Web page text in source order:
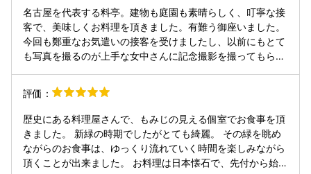
橘 胡麻豆富 いくら 土佐醤油 焼栗 ・御椀 鯛葛打ち 大黒占地
紅葉人参 つるな柚 ・お造り 鯛 縞鯵 龍馬鰹 ・焼物 のどぐろ
塩焼き はじかみ ・冷やし鉢 秋茄子 汲み上げ湯葉 茸あんか
け 生姜進肴 ・飛騨牛炙焼 旬菜 ピペラードソース ・御飯 ト
マトリゾット ストラッチャテッラ添え ・甘味 ナコッタとヨ
していただきました‍♀️） 欧州産、イタリア産のトマト缶を使
上品なお味で とても美味しかったです♪ 実はイタリア産トマ
トは保存食品にとても適しているんです この日は100％欧州
産トマト缶をはじめとするトマト保存食品の素晴らしさを知
り、災害時の非常食としても最適と言うことを知りました✨
名古屋を代表する料亭。建物も庭園も素晴らしく、叮寧な接
客で、美味しくお料理を頂きました。有難う御座いました。
今回も鄭重なお気遣いの接客を受けましたし、以前にもとて
も写真を撮るのが上手な女中さんに記念撮影を撮ってもら
評価：
歴史にある料理屋さんで、もみじの見える個室でお食事を頂
きました。 新緑の時期でしたがとても綺麗。 その緑を眺め
ながらのお食事は、ゆっくり流れていく時間を楽しみながら
頂くことが出来ました。 お料理は日本懐石で、先付から始ま